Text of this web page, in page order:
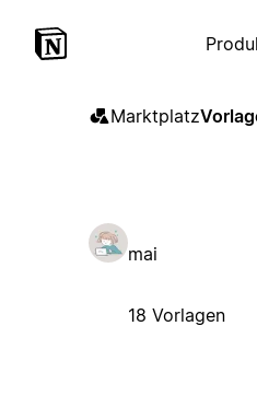
Marktplatz
mai
18 Vorlagen